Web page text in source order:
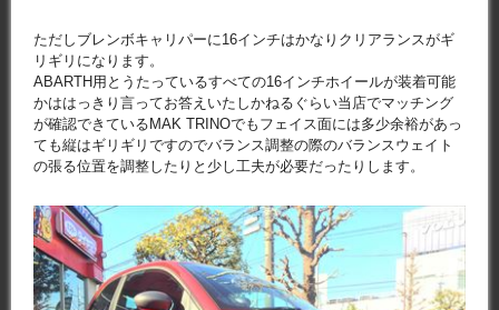
ただしブレンボキャリパーに16インチはかなりクリアランスがギ
リギリになります。
ABARTH用とうたっているすべての16インチホイールが装着可能
かははっきり言ってお答えいたしかねるぐらい当店でマッチング
が確認できているMAK TRINOでもフェイス面には多少余裕があっ
ても縦はギリギリですのでバランス調整の際のバランスウェイト
の張る位置を調整したりと少し工夫が必要だったりします。